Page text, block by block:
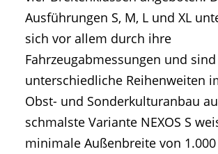
Ausführungen S, M, L und XL
sich vor allem durch ihre
Fahrzeugabmessungen und
unterschiedliche Reihenweiten
Obst- und Sonderkulturanbau
schmalste Variante NEXOS S
minimale Außenbreite von